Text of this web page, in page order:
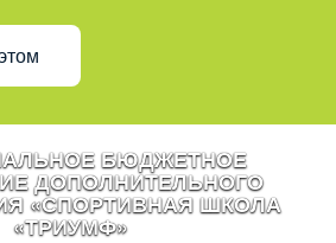
БЮДЖЕТНОЕ
ДОПОЛНИТЕЛЬНОГО
«СПОРТИВНАЯ ШКОЛА
«ТРИУМФ»